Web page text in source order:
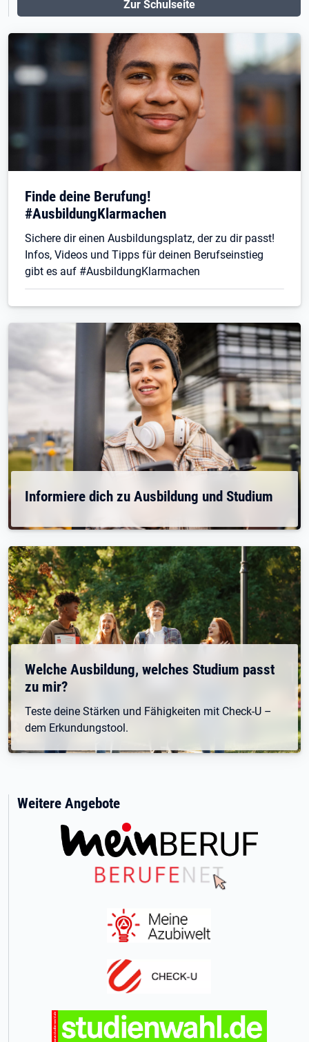
Zur Schulseite
Finde deine Berufung!
#AusbildungKlarmachen
Sichere dir einen Ausbildungsplatz, der zu dir passt!
Infos, Videos und Tipps für deinen Berufseinstieg
gibt es auf #AusbildungKlarmachen
Informiere dich zu Ausbildung und Studium
Welche Ausbildung, welches Studium passt
zu mir?
Teste deine Stärken und Fähigkeiten mit Check-U –
dem Erkundungstool.
Weitere Angebote